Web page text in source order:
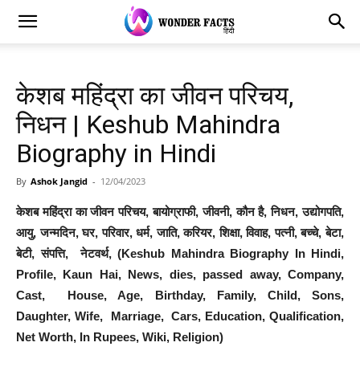
केशब महिंद्रा का जीवन परिचय,
निधन | Keshub Mahindra
Biography in Hindi
By Ashok Jangid - 12/04/2023
केशब महिंद्रा का जीवन परिचय, बायोग्राफी, जीवनी, कौन है, निधन, उद्योगपति,
आयु, जन्मदिन, घर, परिवार, धर्म, जाति, करियर, शिक्षा, विवाह, पत्नी, बच्चे, बेटा,
बेटी, संपत्ति, नेटवर्थ, (Keshub Mahindra Biography In Hindi,
Profile, Kaun Hai, News, dies, passed away, Company,
Cast, House, Age, Birthday, Family, Child, Sons,
Daughter, Wife, Marriage, Cars, Education, Qualification,
Net Worth, In Rupees, Wiki, Religion)